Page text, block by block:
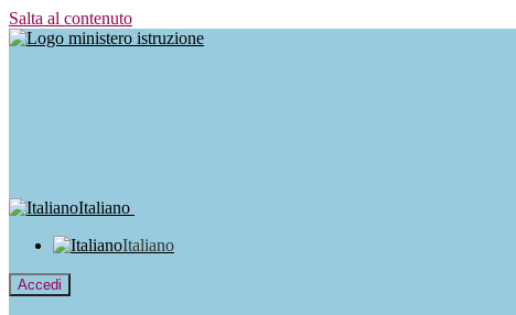
Salta al contenuto
Italiano
Italiano
Accedi